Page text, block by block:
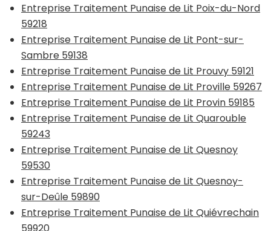
Entreprise Traitement Punaise de Lit Poix-du-Nord
59218
Entreprise Traitement Punaise de Lit Pont-sur-
Sambre 59138
Entreprise Traitement Punaise de Lit Prouvy 59121
Entreprise Traitement Punaise de Lit Proville 59267
Entreprise Traitement Punaise de Lit Provin 59185
Entreprise Traitement Punaise de Lit Quarouble
59243
Entreprise Traitement Punaise de Lit Quesnoy
59530
Entreprise Traitement Punaise de Lit Quesnoy-
sur-Deûle 59890
Entreprise Traitement Punaise de Lit Quiévrechain
59920